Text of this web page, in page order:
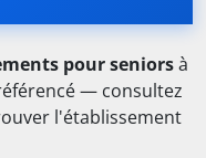
pour seniorsà
— consultez
l'établissement